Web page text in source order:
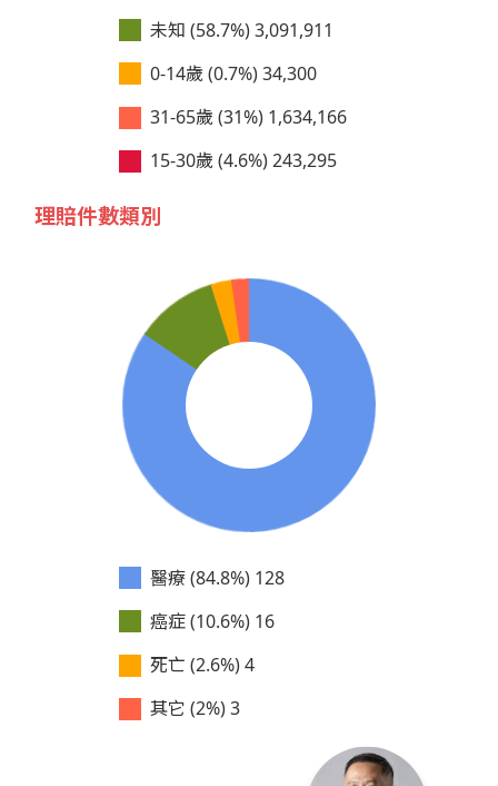
未知 (58.7%) 3,091,911
0-14歲 (0.7%) 34,300
31-65歲 (31%) 1,634,166
15-30歲 (4.6%) 243,295
理賠件數類別
醫療 (84.8%) 128
癌症 (10.6%) 16
死亡 (2.6%) 4
其它 (2%) 3